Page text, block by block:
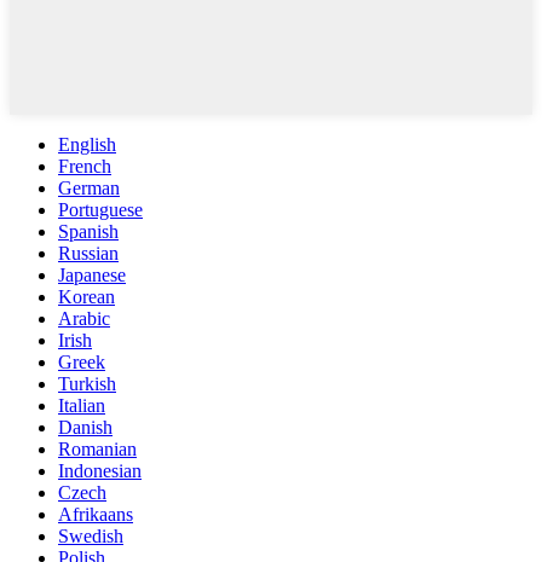
English
French
German
Portuguese
Spanish
Russian
Japanese
Korean
Arabic
Irish
Greek
Turkish
Italian
Danish
Romanian
Indonesian
Czech
Afrikaans
Swedish